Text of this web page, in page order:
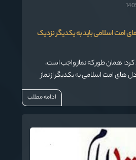
امت اسلامی باید به یکدیگر نزدیک
کرد: همان طور که نماز واجب است،
امت اسلامی به یکدیگر از نماز
ادامه مطلب